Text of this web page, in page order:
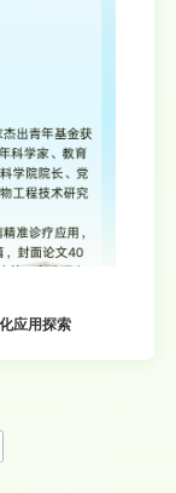
应用探索